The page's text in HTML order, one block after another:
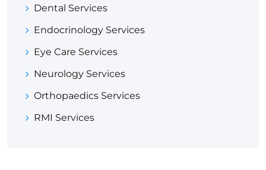
Dental Services
Endocrinology Services
Eye Care Services
Neurology Services
Orthopaedics Services
RMI Services